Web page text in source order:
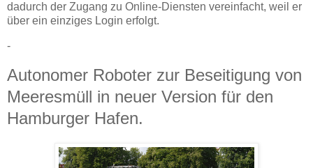
dadurch der Zugang zu Online-Diensten vereinfacht, weil er
über ein einziges Login erfolgt.
-
Autonomer Roboter zur Beseitigung von
Meeresmüll in neuer Version für den
Hamburger Hafen.